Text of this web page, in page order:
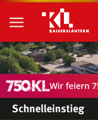
Wir feiern
Schnelleinstieg